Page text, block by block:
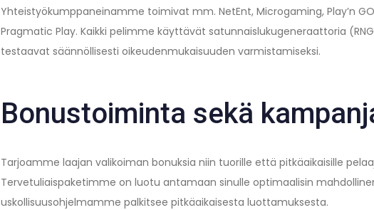
Yhteistyökumppaneinamme toimivat mm. NetEnt, Microgaming, Play’n
Pragmatic Play. Kaikki pelimme käyttävät satunnaislukugeneraattoria
testaavat säännöllisesti oikeudenmukaisuuden varmistamiseksi.
Bonustoiminta sekä
Tarjoamme laajan valikoiman bonuksia niin tuorille että pitkäaikaisille
Tervetuliaispaketimme on luotu antamaan sinulle optimaalisin
uskollisuusohjelmamme palkitsee pitkäaikaisesta luottamuksesta.